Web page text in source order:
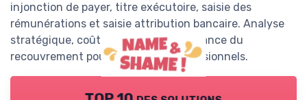
injonction de payer, titre exécutoire, saisie des
rémunérations et saisie attribution bancaire. Analyse
stratégique, coûts, délais et gouvernance du
recouvrement pour créanciers professionnels.